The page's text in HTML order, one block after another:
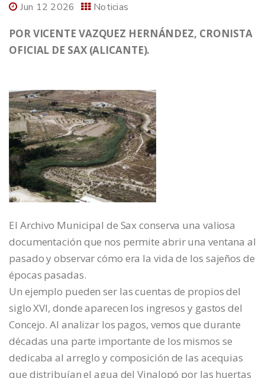
Jun 12 2026 Noticias
POR VICENTE VAZQUEZ HERNÁNDEZ, CRONISTA
OFICIAL DE SAX (ALICANTE).
El Archivo Municipal de Sax conserva una valiosa
documentación que nos permite abrir una ventana al
pasado y observar cómo era la vida de los sajeños de
épocas pasadas.
Un ejemplo pueden ser las cuentas de propios del
siglo XVI, donde aparecen los ingresos y gastos del
Concejo. Al analizar los pagos, vemos que durante
décadas una parte importante de los mismos se
dedicaba al arreglo y composición de las acequias
que distribuían el agua del Vinalopó por las huertas